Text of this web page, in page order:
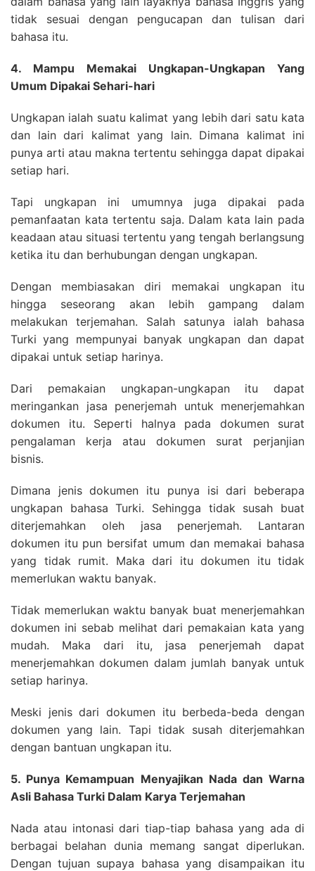
tidak sesuai dengan pengucapan dan tulisan dari
bahasa itu.
4. Mampu Memakai Ungkapan-Ungkapan Yang
Umum Dipakai Sehari-hari
Ungkapan ialah suatu kalimat yang lebih dari satu kata
dan lain dari kalimat yang lain. Dimana kalimat ini
punya arti atau makna tertentu sehingga dapat dipakai
setiap hari.
Tapi ungkapan ini umumnya juga dipakai pada
pemanfaatan kata tertentu saja. Dalam kata lain pada
keadaan atau situasi tertentu yang tengah berlangsung
ketika itu dan berhubungan dengan ungkapan.
Dengan membiasakan diri memakai ungkapan itu
hingga seseorang akan lebih gampang dalam
melakukan terjemahan. Salah satunya ialah bahasa
Turki yang mempunyai banyak ungkapan dan dapat
dipakai untuk setiap harinya.
Dari pemakaian ungkapan-ungkapan itu dapat
meringankan jasa penerjemah untuk menerjemahkan
dokumen itu. Seperti halnya pada dokumen surat
pengalaman kerja atau dokumen surat perjanjian
bisnis.
Dimana jenis dokumen itu punya isi dari beberapa
ungkapan bahasa Turki. Sehingga tidak susah buat
diterjemahkan oleh jasa penerjemah. Lantaran
dokumen itu pun bersifat umum dan memakai bahasa
yang tidak rumit. Maka dari itu dokumen itu tidak
memerlukan waktu banyak.
Tidak memerlukan waktu banyak buat menerjemahkan
dokumen ini sebab melihat dari pemakaian kata yang
mudah. Maka dari itu, jasa penerjemah dapat
menerjemahkan dokumen dalam jumlah banyak untuk
setiap harinya.
Meski jenis dari dokumen itu berbeda-beda dengan
dokumen yang lain. Tapi tidak susah diterjemahkan
dengan bantuan ungkapan itu.
5. Punya Kemampuan Menyajikan Nada dan Warna
Asli Bahasa Turki Dalam Karya Terjemahan
Nada atau intonasi dari tiap-tiap bahasa yang ada di
berbagai belahan dunia memang sangat diperlukan.
Dengan tujuan supaya bahasa yang disampaikan itu